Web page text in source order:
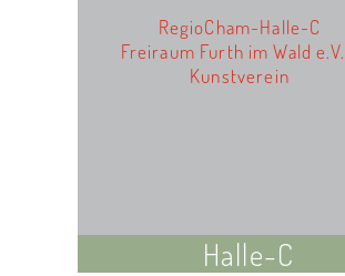
RegioCham-Halle-C
Freiraum Furth im Wald
Kunstverein
Halle-C